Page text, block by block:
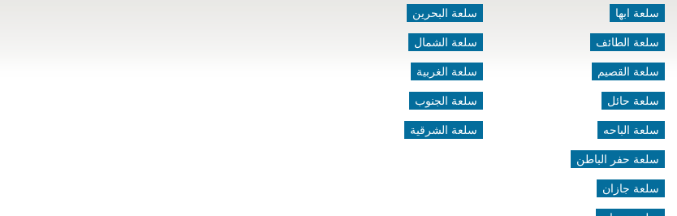
سلعة ابها
سلعة الطائف
سلعة القصيم
سلعة حائل
سلعة الباحه
سلعة حفر الباطن
سلعة جازان
سلعة البحرين
سلعة الشمال
سلعة الغربية
سلعة الجنوب
سلعة الشرقية